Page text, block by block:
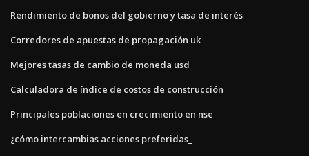
Rendimiento de bonos del gobierno y tasa de interés
Corredores de apuestas de propagación uk
Mejores tasas de cambio de moneda usd
Calculadora de índice de costos de construcción
Principales poblaciones en crecimiento en nse
¿cómo intercambias acciones preferidas_